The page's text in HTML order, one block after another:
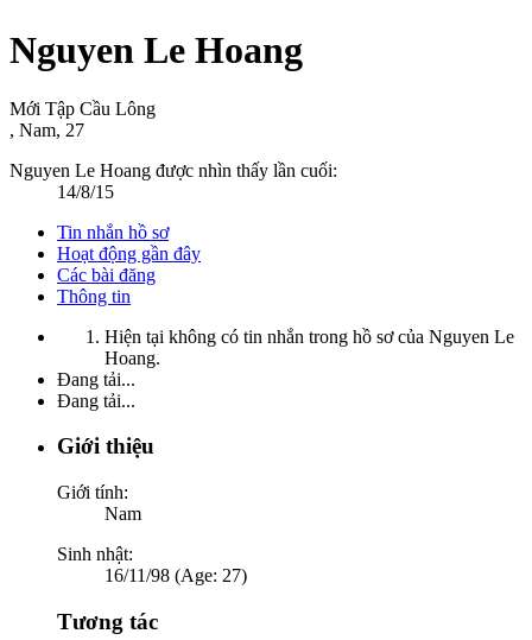
Nguyen Le Hoang
Mới Tập Cầu Lông
, Nam, 27
Nguyen Le Hoang được nhìn thấy lần cuối:
14/8/15
Tin nhắn hồ sơ
Hoạt động gần đây
Các bài đăng
Thông tin
Hiện tại không có tin nhắn trong hồ sơ của Nguyen Le
Hoang.
Đang tải...
Đang tải...
Giới thiệu
Giới tính:
Nam
Sinh nhật:
16/11/98 (Age: 27)
Tương tác